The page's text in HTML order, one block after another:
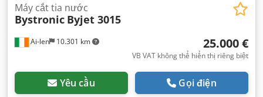
Ai-len 10.301 km
Máy cắt tia nước
Bystronic Byjet 3015
25.000 €
VB VAT không thể hiển thị riêng biệt
Yêu cầu Gọi điện